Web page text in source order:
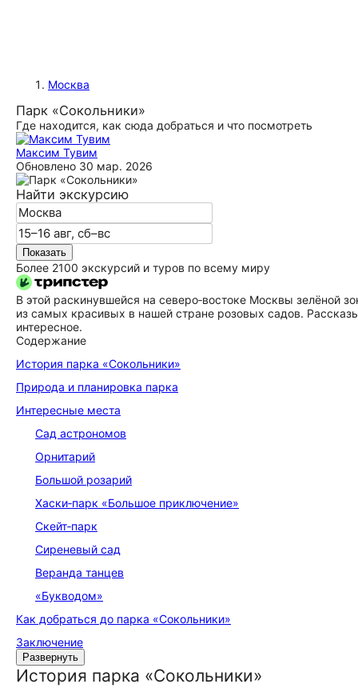
Москва
Парк «Сокольники»
Где находится, как сюда добраться и что посмотреть
Максим Тувим
Обновлено 30 мар. 2026
Найти экскурсию
Показать
Более 2100 экскурсий и туров по всему миру
В этой раскинувшейся на северо‑востоке Москвы зелёной
из самых красивых в нашей стране розовых садов.
интересное.
Содержание
История парка «Сокольники»
Природа и планировка парка
Интересные места
Сад астрономов
Орнитарий
Большой розарий
Хаски‑парк «Большое приключение»
Скейт‑парк
Сиреневый сад
Веранда танцев
«Букводом»
Как добраться до парка «Сокольники»
Заключение
Развернуть
История парка «Сокольники»